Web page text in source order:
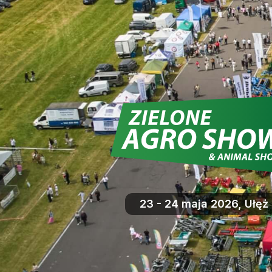
23 - 24 maja 2026, Ułęż